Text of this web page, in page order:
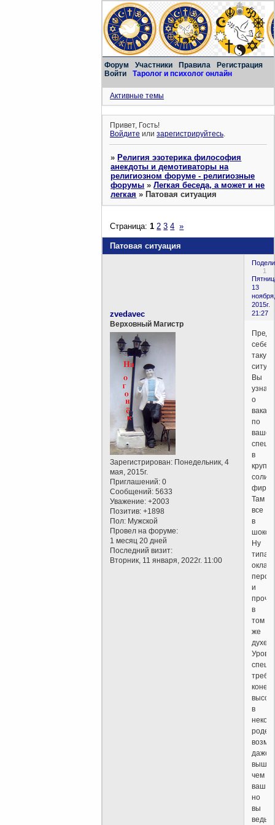
Форум Участники Правила
Регистрация
Войти
Таролог и психолог онлайн
Активные темы
Привет, Гость!
Войдите илизарегистрируйтесь.
»Религия эзотерика философия
анекдоты и демотиваторы на
религиозном форуме - религиозные
форумы »Легкая беседа, а может и не
легкая »Патовая ситуация
Патовая ситуация
Страница:1 2 3 4 »
1
13
ноября,
2015г.
21:27
zvedavec
Верховный Магистр
Зарегистрирован: Понедельник, 4
мая, 2015г.
Приглашений: 0
Сообщений: 5633
Уважение: +2003
Позитив: +1898
Пол: Мужской
Провел на форуме:
1 месяц 20 дней
Последний визит:
Вторник, 11 января, 2022г. 11:00
себе
такую
Вы
о
по
вашей
в
Там
все
в
Ну
типа
оклад,
и
в
том
же
духе.
в
роде
даже
выше
чем
ваш,
но
вы
ведь